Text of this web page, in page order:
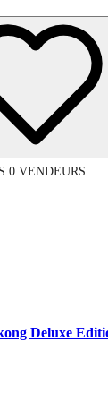
0 VENDEURS
Deluxe